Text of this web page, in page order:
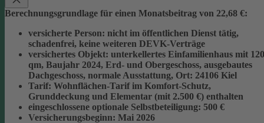
Berechnungsgrundlage für einen Monatsbeitrag von 22,68 €:
versicherte Person: nicht im öffentlichen Dienst tätig,
schadenfrei, keine weiteren DEVK-Verträge
versichertes Objekt: unterkellertes Einfamilienhaus mit 120
qm, Baujahr 2024, Erd- und Obergeschoss, ausgebautes
Dachgeschoss, normale Ausstattung, Ort: 24106 Kiel
Tarif: Wohnflächen-Tarif im Komfort-Schutz,
Grunddeckung und Elementar (mit 2.500 €) enthalten
eingeschlossene optionale Selbstbeteiligung: 500 €
Versicherungsbeginn: Mai 2026